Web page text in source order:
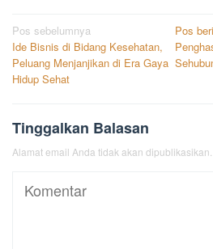
Navigasi
pos
Pos sebelumnya
Ide Bisnis di Bidang Kesehatan,
Peluang Menjanjikan di Era Gaya
Hidup Sehat
Pos
Tinggalkan Balasan
Alamat email Anda tidak akan dipublikasikan.